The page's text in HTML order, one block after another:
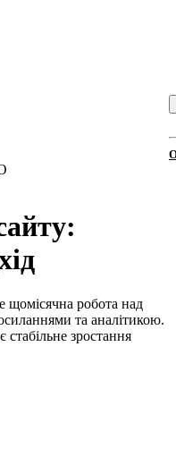
робота над
та аналітикою.
зростання